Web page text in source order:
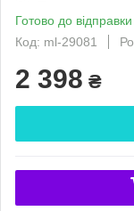
Готово до відправки
Код: ml-29081
2 398 ₴